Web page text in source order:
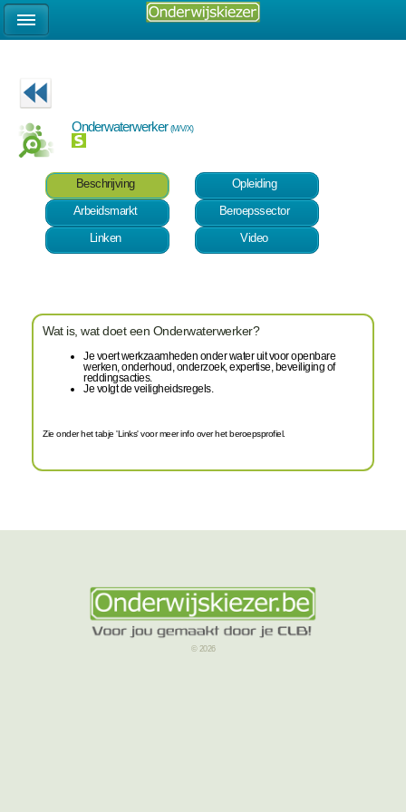
Onderwaterwerker(M/V/X)
Beschrijving
Opleiding
Arbeidsmarkt
Beroepssector
Linken
Video
Wat is, wat doet een Onderwaterwerker?
Je voert werkzaamheden onder water uit voor openbare
werken, onderhoud, onderzoek, expertise, beveiliging of
reddingsacties.
Je volgt de veiligheidsregels.
Zie onder het tabje 'Links' voor meer info over het beroepsprofiel.
© 2026